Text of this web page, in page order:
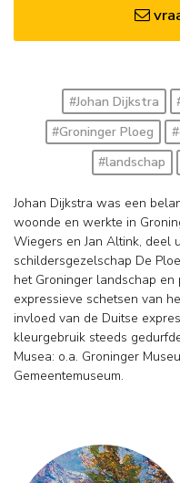
#Johan Dijkstra
#Groninger Ploeg
#landschap
Johan Dijkstra was een
woonde en werkte in
Wiegers en Jan Altink, deel
schildersgezelschap De Ploeg. Zijn onderwerpen waren
het Groninger landschap en
expressieve schetsen van het
invloed van de Duitse
kleurgebruik steeds
Musea: o.a. Groninger
Gemeentemuseum.